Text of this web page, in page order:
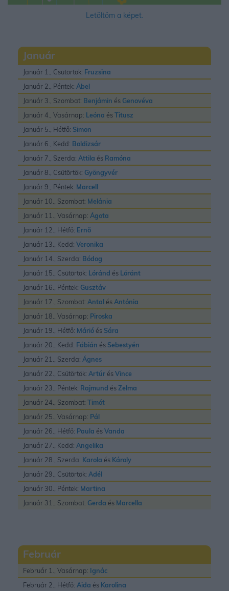
Letöltöm a képet.
Január
Január 1., Csütörtök: Fruzsina
Január 2., Péntek: Ábel
Január 3., Szombat: Benjámin és Genovéva
Január 4., Vasárnap: Leóna ésTitusz
Január 5., Hétfő: Simon
Január 6., Kedd: Boldizsár
Január 7., Szerda: Attila és Ramóna
Január 8., Csütörtök: Gyöngyvér
Január 9., Péntek: Marcell
Január 10., Szombat: Melánia
Január 11., Vasárnap: Ágota
Január 12., Hétfő: Ernõ
Január 13., Kedd: Veronika
Január 14., Szerda: Bódog
Január 15., Csütörtök: Lóránd és Lóránt
Január 16., Péntek: Gusztáv
Január 17., Szombat: Antal ésAntónia
Január 18., Vasárnap: Piroska
Január 19., Hétfő: Márió és Sára
Január 20., Kedd: Fábián és Sebestyén
Január 21., Szerda: Ágnes
Január 22., Csütörtök: Artúr ésVince
Január 23., Péntek: Rajmund ésZelma
Január 24., Szombat: Timót
Január 25., Vasárnap: Pál
Január 26., Hétfő: Paula ésVanda
Január 27., Kedd: Angelika
Január 28., Szerda: Karola és Károly
Január 29., Csütörtök: Adél
Január 30., Péntek: Martina
Január 31., Szombat: Gerda és Marcella
Február
Február 1., Vasárnap: Ignác
Február 2., Hétfő: Aida és Karolina